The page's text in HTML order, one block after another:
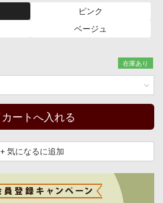
ピンク
ベージュ
在庫あり
カートへ入れる
+ 気になるに追加